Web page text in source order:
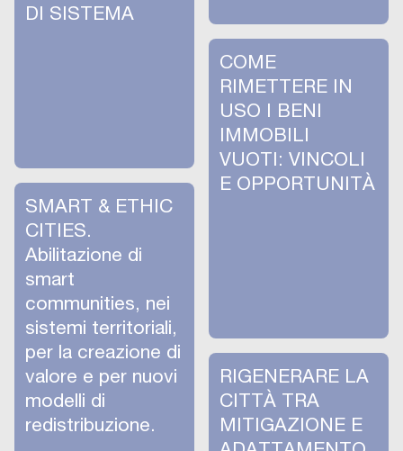
DI SISTEMA
COME
RIMETTERE IN
USO I BENI
IMMOBILI
VUOTI: VINCOLI
E OPPORTUNITÀ
SMART & ETHIC
CITIES.
Abilitazione di
smart
communities, nei
sistemi territoriali,
per la creazione di
valore e per nuovi
modelli di
redistribuzione.
RIGENERARE LA
CITTÀ TRA
MITIGAZIONE E